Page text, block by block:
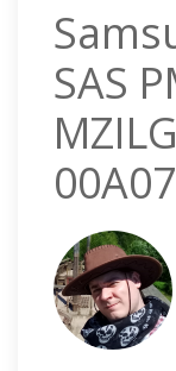
SAS
00A07